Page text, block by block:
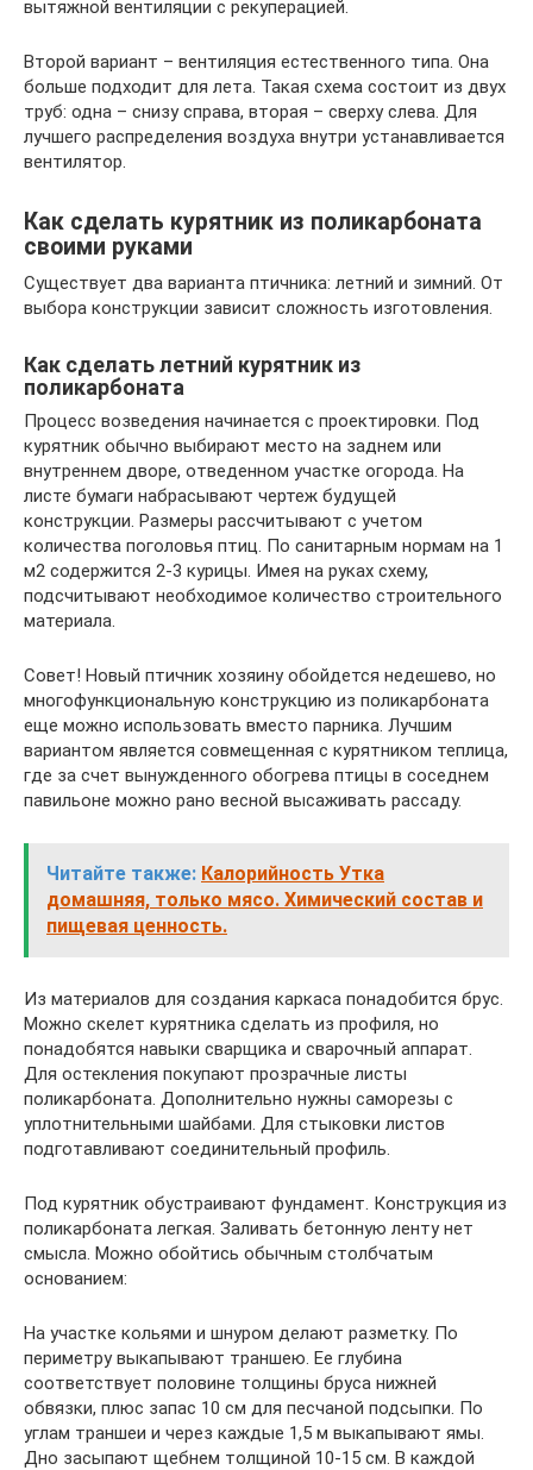
вытяжной вентиляции с рекуперацией.
Второй вариант – вентиляция естественного типа. Она
больше подходит для лета. Такая схема состоит из двух
труб: одна – снизу справа, вторая – сверху слева. Для
лучшего распределения воздуха внутри устанавливается
вентилятор.
Как сделать курятник из поликарбоната
своими руками
Существует два варианта птичника: летний и зимний. От
выбора конструкции зависит сложность изготовления.
Как сделать летний курятник из
поликарбоната
Процесс возведения начинается с проектировки. Под
курятник обычно выбирают место на заднем или
внутреннем дворе, отведенном участке огорода. На
листе бумаги набрасывают чертеж будущей
конструкции. Размеры рассчитывают с учетом
количества поголовья птиц. По санитарным нормам на 1
м2 содержится 2-3 курицы. Имея на руках схему,
подсчитывают необходимое количество строительного
материала.
Совет! Новый птичник хозяину обойдется недешево, но
многофункциональную конструкцию из поликарбоната
еще можно использовать вместо парника. Лучшим
вариантом является совмещенная с курятником теплица,
где за счет вынужденного обогрева птицы в соседнем
павильоне можно рано весной высаживать рассаду.
Читайте также: Калорийность Утка
домашняя, только мясо. Химический состав и
пищевая ценность.
Из материалов для создания каркаса понадобится брус.
Можно скелет курятника сделать из профиля, но
понадобятся навыки сварщика и сварочный аппарат.
Для остекления покупают прозрачные листы
поликарбоната. Дополнительно нужны саморезы с
уплотнительными шайбами. Для стыковки листов
подготавливают соединительный профиль.
Под курятник обустраивают фундамент. Конструкция из
поликарбоната легкая. Заливать бетонную ленту нет
смысла. Можно обойтись обычным столбчатым
основанием:
На участке кольями и шнуром делают разметку. По
периметру выкапывают траншею. Ее глубина
соответствует половине толщины бруса нижней
обвязки, плюс запас 10 см для песчаной подсыпки. По
углам траншеи и через каждые 1,5 м выкапывают ямы.
Дно засыпают щебнем толщиной 10-15 см. В каждой